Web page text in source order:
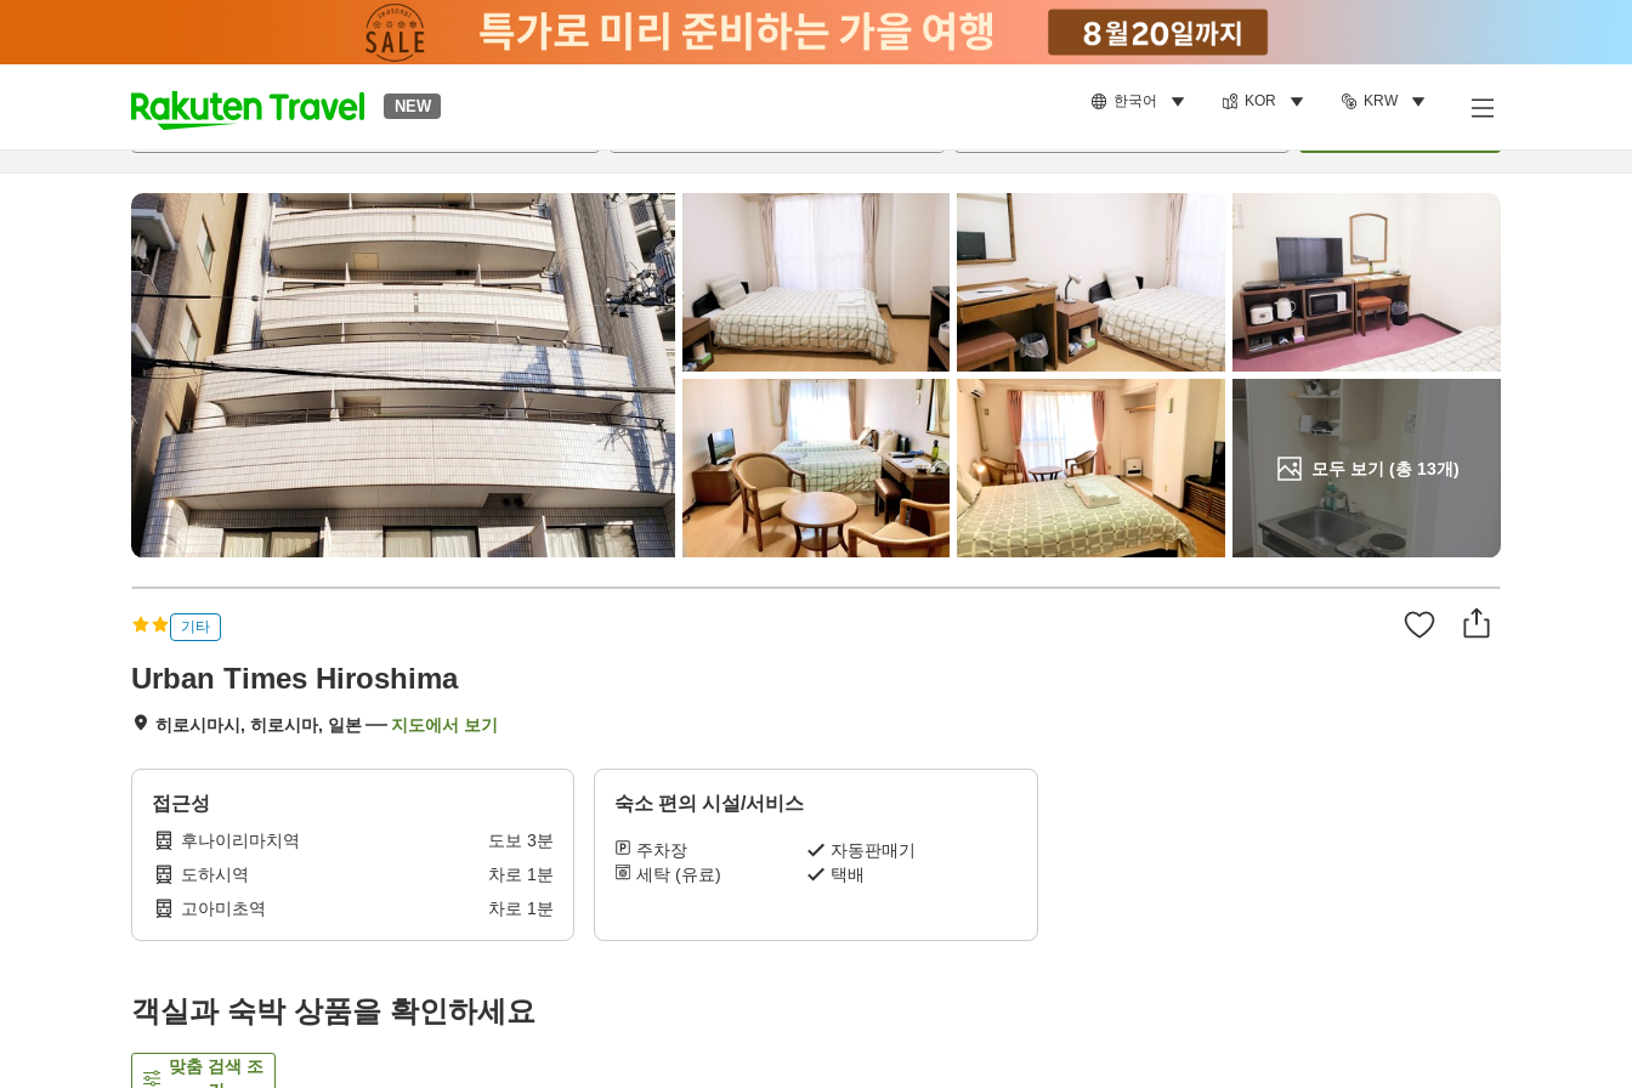
NEW 한국어 KOR KRW
t
p
a
g
e
_
s
e
a
c
h
모두 보기 (총 13개)
개요객실 & 숙박 상품이용 후기 편의 시설/서비스
기타
Urban Times Hiroshima
히로시마시, 히로시마, 일본 지도에서 보기
접근성
후나이리마치역 도보 3분
도하시역
차로 1분
고아미초역
차로 1분
숙소 편의 시설/서비스
주차장
자동판매기
세탁 (유료)
택배
객실과 숙박 상품을 확인하세요
맞춤 검색 조